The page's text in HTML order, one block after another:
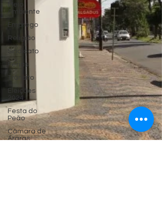
Meio
Ambiente
Emprego
Religião
Sindicato
Férias
Trânsito
Eleições
2024
Festa do
Peão
Câmara de
Araras